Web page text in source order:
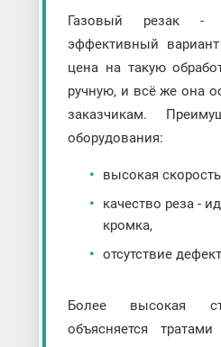
Газовый резак -
эффективный
цена на такую
ручную, и всё же она
заказчикам.
оборудования:
высокая
качество реза -
кромка,
отсутствие
Более высокая
объясняется